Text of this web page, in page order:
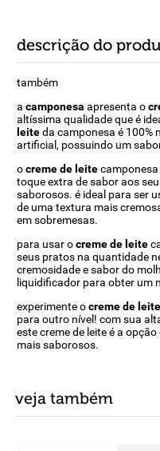
descrição do
também
a camponesa apresenta o
altíssima qualidade que é
leiteda camponesa é 100%
artificial, possuindo um
ocreme de leitecamponesa
toque extra de sabor aos
saborosos. é ideal para ser
de uma textura mais
em sobremesas.
para usar ocreme de leite
seus pratos na quantidade
cremosidade e sabor do
liquidificador para obter um
experimente ocreme de leite
para outro nível! com sua
este creme de leite é a
mais saborosos.
veja também